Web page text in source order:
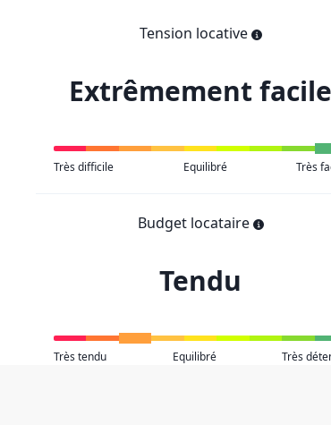
Tension locative
Extrêmement facile
Très difficile Equilibré Très
Budget locataire
Tendu
Très tendu Equilibré Très